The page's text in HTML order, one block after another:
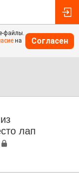
файлы.
на
Согласен
лап